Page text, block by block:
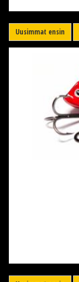
Uusimmat ensin